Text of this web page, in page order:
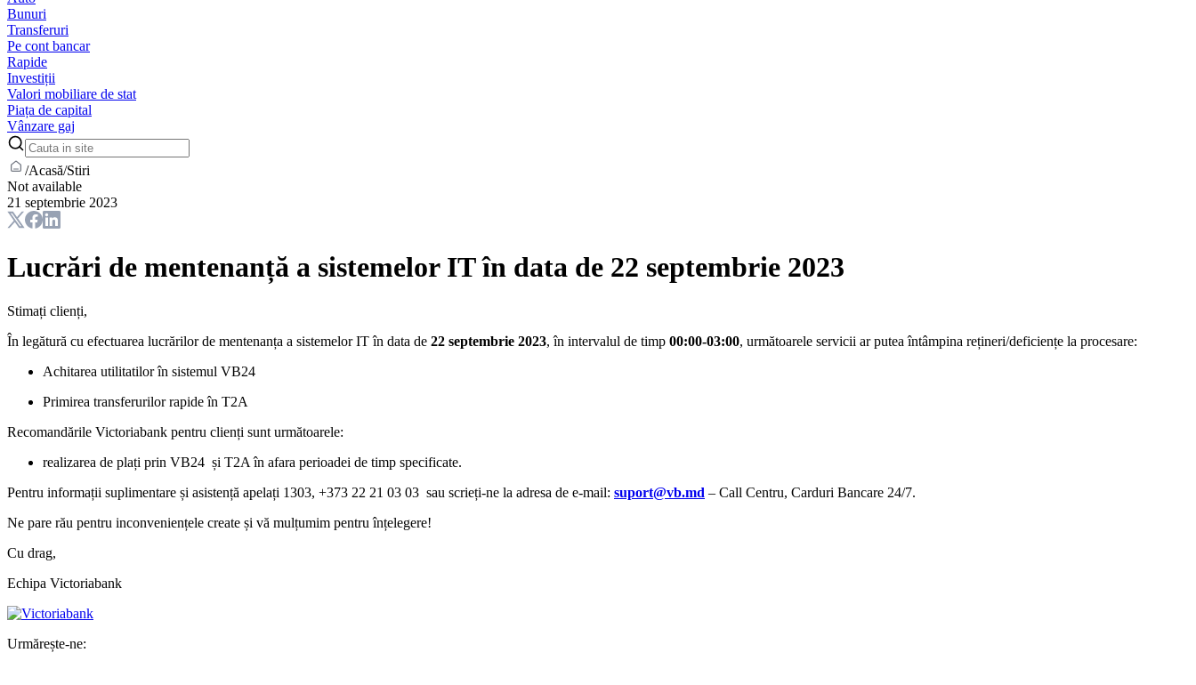
Bunuri
Transferuri
Pe cont bancar
Rapide
Investiții
Valori mobiliare de stat
Piața de capital
Vânzare gaj
/Acasă/Stiri
Not available
21 septembrie 2023
Lucrări de mentenanță a sistemelor IT în data de 22 septembrie 2023
Stimați clienți,
În legătură cu efectuarea lucrărilor de mentenanța a sistemelor IT în data de 22 septembrie 2023, în intervalul de timp 00:00-03:00, următoarele servicii ar putea întâmpina rețineri/deficiențe la procesare:
Achitarea utilitatilor în sistemul VB24
Primirea transferurilor rapide în T2A
Recomandările Victoriabank pentru clienți sunt următoarele:
realizarea de plați prin VB24 și T2A în afara perioadei de timp specificate.
Pentru informații suplimentare și asistență apelați 1303, +373 22 21 03 03 sau scrieți-ne la adresa de e-mail: suport@vb.md – Call Centru, Carduri Bancare 24/7.
Ne pare rău pentru inconveniențele create și vă mulțumim pentru înțelegere!
Cu drag,
Echipa Victoriabank
Urmărește-ne: